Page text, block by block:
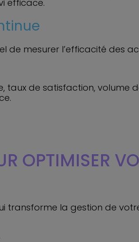
efficace.
de mesurer l’efficacité des
taux de satisfaction, volume
OPTIMISER
transforme la gestion de